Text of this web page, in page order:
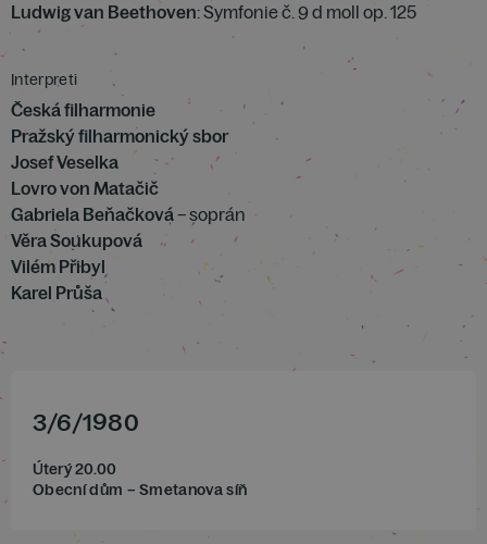
Ludwig van Beethoven: Symfonie č. 9 d moll op. 125
Interpreti
Česká filharmonie
Pražský filharmonický sbor
Josef Veselka
Lovro von Matačič
Gabriela Beňačková– soprán
Věra Soukupová
Vilém Přibyl
Karel Průša
3/6/1980
Úterý 20.00
Obecní dům – Smetanova síň